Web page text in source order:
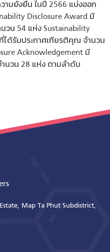
ามยั่งยืน ในปี 2566 แบ่งออก
Disclosure Award มี
วน 54 แห่ง Sustainability
ได้รับประกาศเกียรติคุณ จำนวน
Acknowledgement มี
นวน 28 แห่ง ตามลำดับ
Map Ta Phut Subdistrict,